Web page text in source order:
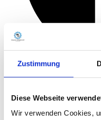
Zustimmung
Diese Webseite
Wir verwenden Cookies,